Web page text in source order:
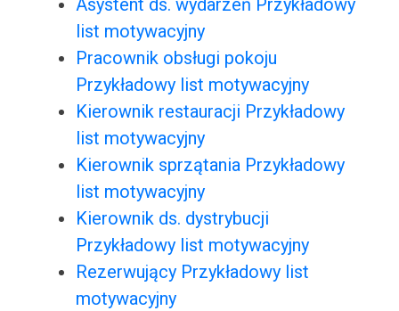
Asystent ds. wydarzeń Przykładowy
list motywacyjny
Pracownik obsługi pokoju
Przykładowy list motywacyjny
Kierownik restauracji Przykładowy
list motywacyjny
Kierownik sprzątania Przykładowy
list motywacyjny
Kierownik ds. dystrybucji
Przykładowy list motywacyjny
Rezerwujący Przykładowy list
motywacyjny